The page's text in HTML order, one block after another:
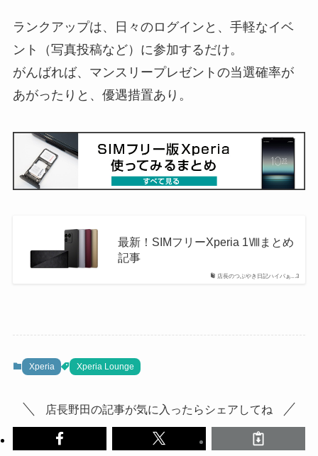
ランクアップは、日々のログインと、手軽なイベ
ント（写真投稿など）に参加するだけ。
がんばれば、マンスリープレゼントの当選確率が
あがったりと、優遇措置あり。
店長のつぶやき日記ハイパぁ...3
最新！SIMフリーXperia 1Ⅷまとめ
記事
Xperia Xperia Lounge
店長野田の記事が気に入ったらシェアしてね